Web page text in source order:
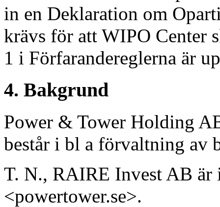
in en Deklaration om
krävs för att WIPO Center
1 i Förfarandereglerna är
4. Bakgrund
Power & Tower Holding
består i bl a förvaltning av
T. N., RAIRE Invest AB är
<powertower.se>.